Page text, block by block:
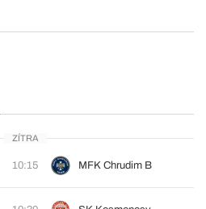
ZÍTRA
10:15 MFK Chrudim B